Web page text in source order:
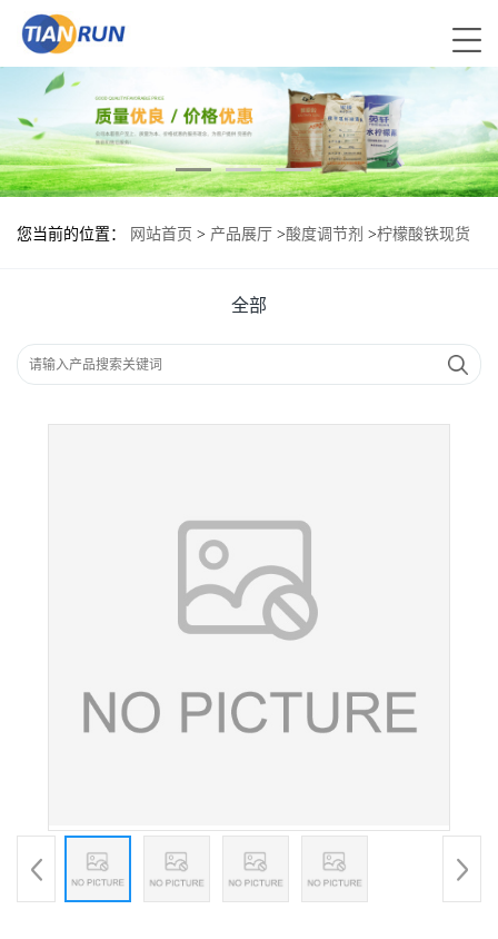
您当前的位置： 网站首页 > 产品展厅 >酸度调节剂 >柠檬酸铁现货
全部